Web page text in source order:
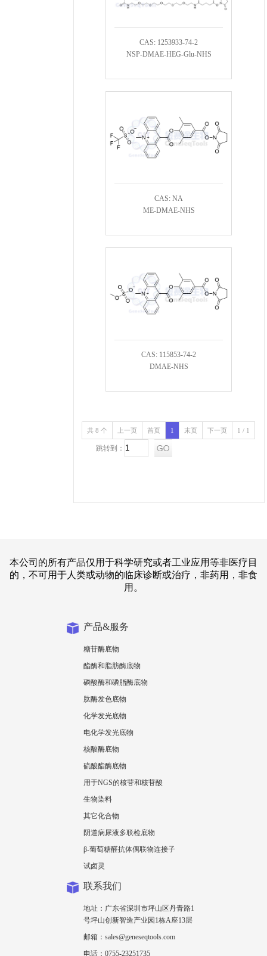
CAS: 1253933-74-2
NSP-DMAE-HEG-Glu-NHS
CAS: NA
ME-DMAE-NHS
CAS: 115853-74-2
DMAE-NHS
共 8 个 上一页 首页 1 末页 下一页 1 / 1
跳转到：
本公司的所有产品仅用于科学研究或者工业应用等非医疗目
的，不可用于人类或动物的临床诊断或治疗，非药用，非食
用。
产品&服务
糖苷酶底物
酯酶和脂肪酶底物
磷酸酶和磷脂酶底物
肽酶发色底物
化学发光底物
电化学发光底物
核酸酶底物
硫酸酯酶底物
用于NGS的核苷和核苷酸
生物染料
其它化合物
阴道病尿液多联检底物
β-葡萄糖醛抗体偶联物连接子
试卤灵
联系我们
地址：广东省深圳市坪山区丹青路1
号坪山创新智造产业园1栋A座13层
邮箱：sales@geneseqtools.com
电话：0755-23251735